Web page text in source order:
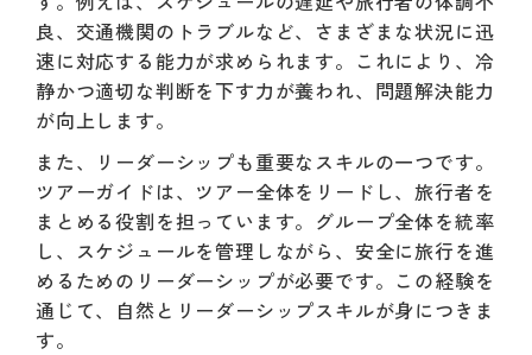
良、交通機関のトラブルなど、さまざまな状況に迅
速に対応する能力が求められます。これにより、冷
静かつ適切な判断を下す力が養われ、問題解決能力
が向上します。
また、リーダーシップも重要なスキルの一つです。
ツアーガイドは、ツアー全体をリードし、旅行者を
まとめる役割を担っています。グループ全体を統率
し、スケジュールを管理しながら、安全に旅行を進
めるためのリーダーシップが必要です。この経験を
通じて、自然とリーダーシップスキルが身につきま
す。